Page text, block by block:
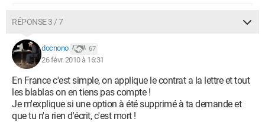
RÉPONSE 3 / 7
docnono 67
26 févr. 2010 à 16:31
En France c'est simple, on applique le contrat a la lettre et tout
les blablas on en tiens pas compte !
Je m'explique si une option à été supprimé à ta demande et
que tu n'a rien d'écrit, c'est mort !